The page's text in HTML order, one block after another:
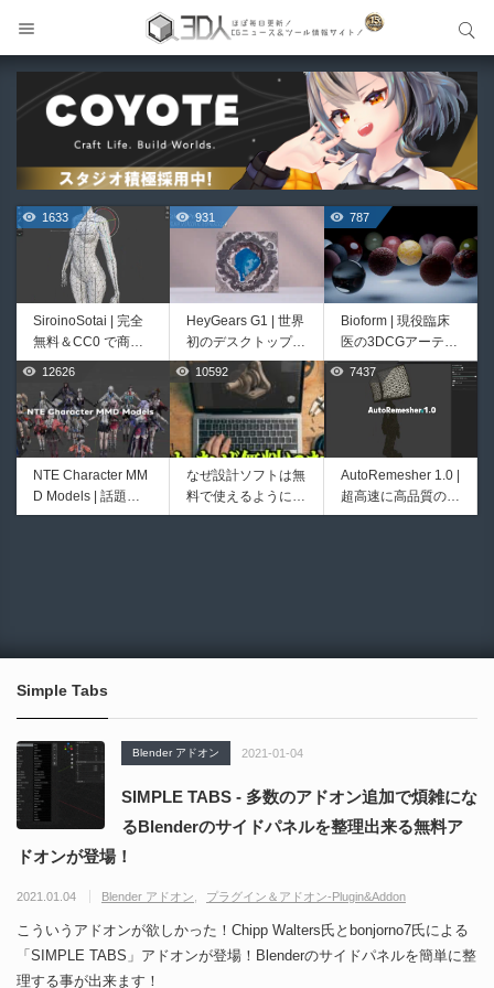
1633
SiroinoSotai | 完全
無料＆CC0 で商用
利用OKなVRChat向
け共通素体3Dモデ
ルが正式リリース！
程よいポリ数＆トポ
ロジーにも注目！
931
HeyGears G1 | 世界
初のデスクトップ型
フルカラー3D＆UV
統合型プリンターが
登場！
787
Bioform | 現役臨床
医の3DCGアーティ
ストが実際の解剖学
に基づいて構築した
プロシージャルな生
物学的Blenderマテ
リアルアセットアド
オン！無料お試し版
もあるよ！
526
Unityエフェクトレ
シピブック パーツ
を組み合わせて作れ
421
Directive Utilities |
ブループリントライ
ブラリやエディタス
12626
NTE Character MM
D Models | 話題の
ゲーム『NTE（Nev
10592
なぜ設計ソフトは無
料で使えるようにな
ったのか──3D-CA
7437
AutoRemesher 1.0 |
超高速に高品質のク
ワッドポリゴンでリ
能な伸縮式ライトセ
ーバーの開発メイキ
nderのドキュメン
er向けAIエージェン
CGMatter
Simple Tabs
Blender アドオン 2021-01-04
SIMPLE TABS - 多数のアドオン追加で煩雑にな
るBlenderのサイドパネルを整理出来る無料ア
ドオンが登場！
2021.01.04 Blender アドオン プラグイン＆アドオン-Plugin&Addon
こういうアドオンが欲しかった！Chipp Walters氏とbonjorno7氏による
「SIMPLE TABS」アドオンが登場！Blenderのサイドパネルを簡単に整
理する事が出来ます！
サイト内検索